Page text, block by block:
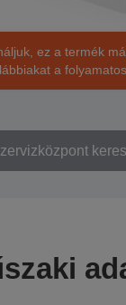
ez a termék
a